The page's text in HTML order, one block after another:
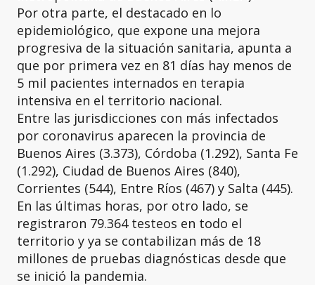
Por otra parte, el destacado en lo
epidemiológico, que expone una mejora
progresiva de la situación sanitaria, apunta a
que por primera vez en 81 días hay menos de
5 mil pacientes internados en terapia
intensiva en el territorio nacional.
Entre las jurisdicciones con más infectados
por coronavirus aparecen la provincia de
Buenos Aires (3.373), Córdoba (1.292), Santa Fe
(1.292), Ciudad de Buenos Aires (840),
Corrientes (544), Entre Ríos (467) y Salta (445).
En las últimas horas, por otro lado, se
registraron 79.364 testeos en todo el
territorio y ya se contabilizan más de 18
millones de pruebas diagnósticas desde que
se inició la pandemia.